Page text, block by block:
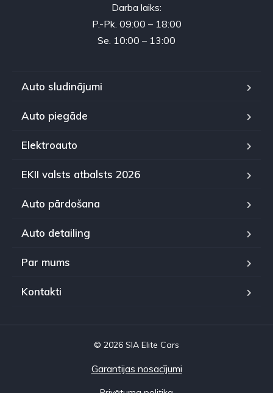
Darba laiks:
P.-Pk. 09:00 – 18:00
Se. 10:00 – 13:00
Auto sludinājumi
Auto piegāde
Elektroauto
EKII valsts atbalsts 2026
Auto pārdošana
Auto detailing
Par mums
Kontakti
© 2026 SIA Elite Cars
Garantijas nosacījumi